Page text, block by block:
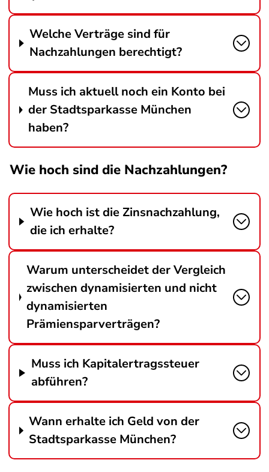
Welche Verträge sind für
Nachzahlungen berechtigt?
Muss ich aktuell noch ein Konto bei
der Stadtsparkasse München
haben?
Wie hoch sind die Nachzahlungen?
Wie hoch ist die Zinsnachzahlung,
die ich erhalte?
Warum unterscheidet der Vergleich
zwischen dynamisierten und nicht
dynamisierten
Prämiensparverträgen?
Muss ich Kapitalertragssteuer
abführen?
Wann erhalte ich Geld von der
Stadtsparkasse München?